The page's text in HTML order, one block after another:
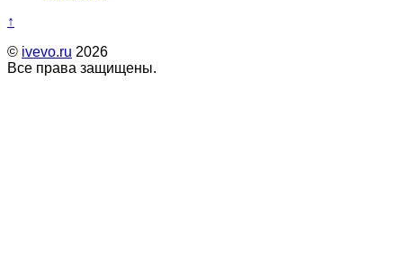
↑
© ivevo.ru 2026
Все права защищены.